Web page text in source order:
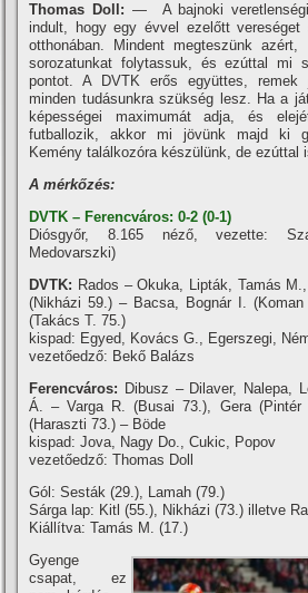
Thomas Doll: — A bajnoki
indult, hogy egy évvel ezelőtt vereséget
otthonában. Mindent megteszünk
sorozatunkat folytassuk, és ezúttal mi
pontot. A DVTK erős együttes, remek
minden tudásunkra szükség lesz. Ha a
képességei maximumát adja, és
futballozik, akkor mi jövünk majd ki
Kemény találkozóra készülünk, de ezúttal
A mérkőzés:
DVTK – Ferencváros: 0-2 (0-1)
Diósgyőr, 8.165 néző, vezette:
Medovarszki)
DVTK: Rados – Okuka, Lipták, Tamás
(Nikházi 59.) – Bacsa, Bognár I.
(Takács T. 75.)
kispad: Egyed, Kovács G., Egerszegi,
vezetőedző: Bekő Balázs
Ferencváros: Dibusz – Dilaver, Nalepa,
Á. – Varga R. (Busai 73.), Gera
(Haraszti 73.) – Böde
kispad: Jova, Nagy Do., Cukic, Popov
vezetőedző: Thomas Doll
Gól: Sesták (29.), Lamah (79.)
Sárga lap: Kitl (55.), Nikházi (73.) illetve
Kiállí­tva: Tamás M. (17.)
Gyenge
csapat, ez